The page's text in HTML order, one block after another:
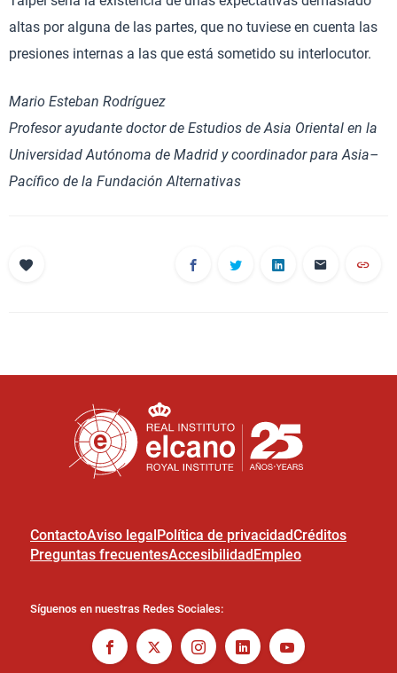
altas por alguna de las partes, que no tuviese en cuenta las
presiones internas a las que está sometido su interlocutor.
Mario Esteban Rodríguez
Profesor ayudante doctor de Estudios de Asia Oriental en la
Universidad Autónoma de Madrid y coordinador para Asia–
Pacífico de la Fundación Alternativas
ContactoAviso legalPolítica de privacidadCréditos
Preguntas frecuentesAccesibilidadEmpleo
Síguenos en nuestras Redes Sociales: